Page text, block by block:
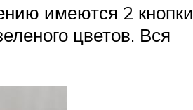
имеются 2 кнопки
цветов. Вся